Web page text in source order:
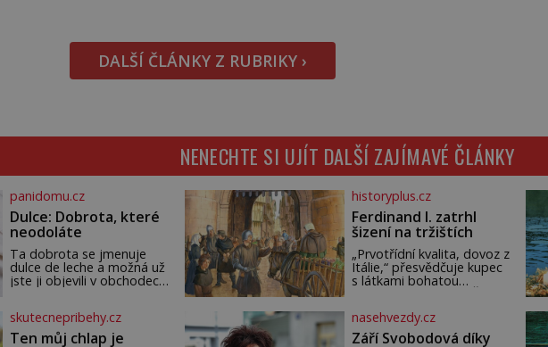
Gary Bernstein mravenčí prací zkoumají archivní
snímky v rámci Průzkumu temné energie […]
DALŠÍ ČLÁNKY Z RUBRIKY ›
NENECHTE SI UJÍT DALŠÍ ZAJÍMAVÉ ČLÁNKY
panidomu.cz
Dulce: Dobrota, které
neodoláte
Ta dobrota se jmenuje
dulce de leche a možná už
jste ji objevili v obchodech.
ještě lepší. Název je
španělský a znamená
historyplus.cz
Ferdinand I. zatrhl
šizení na tržištích
„Prvotřídní kvalita, dovoz z
Itálie,“ přesvědčuje kupec
s látkami bohatou
mušelínu. „Vezmu si pět
loket,“ prohlásí. Kupec
skutecnepribehy.cz
Ten můj chlap je
nasehvezdy.cz
Září Svobodová díky